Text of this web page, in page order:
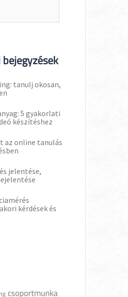
tanulj okosan,
5 gyakorlati
készítéshez
az online tanulás
jelentése,
kérdések és
csoportmunka